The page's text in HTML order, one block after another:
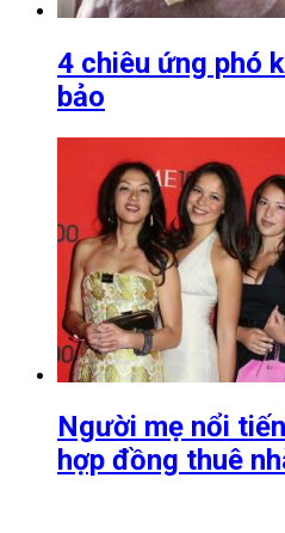
4 chiêu ứng phó
bảo
Người mẹ nổi
hợp đồng thuê